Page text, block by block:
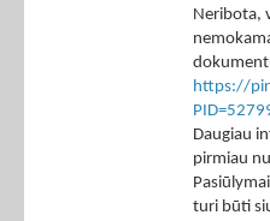
Neribota,
https://
Daugiau
pirmiau
turi būti